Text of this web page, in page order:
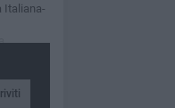
Italiana-
e il